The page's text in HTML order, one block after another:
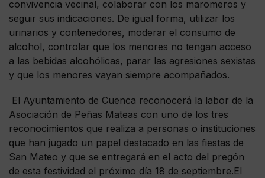
convivencia vecinal, colaborar con los maromeros y
seguir sus indicaciones. De igual forma, utilizar los
urinarios y contenedores, moderar el consumo de
alcohol, controlar que los menores no tengan acceso
a las bebidas alcohólicas, parar las agresiones sexistas
y que los menores vayan siempre acompañados.
El Ayuntamiento de Cuenca reconocerá la labor de la
Asociación de Peñas Mateas con uno de los tres
reconocimientos que realiza a personas o instituciones
que han jugado un papel destacado en las fiestas de
San Mateo y que se entregará en el acto del pregón
de esta festividad el próximo día 18 de septiembre.El